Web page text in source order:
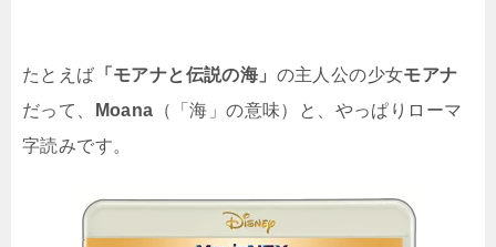
たとえば 「モアナと伝説の海」 の主人公の少女モアナ
だって、
Moana （「海」の意味）と、やっぱりローマ
字読みです。